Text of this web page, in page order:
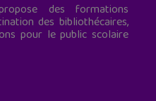
des formations
des bibliothécaires,
pour le public scolaire